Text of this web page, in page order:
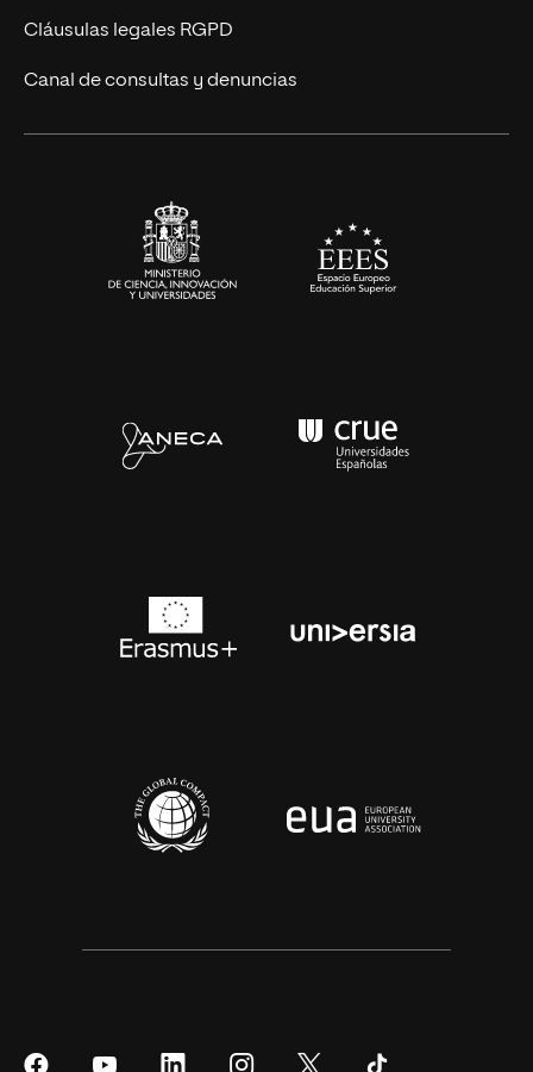
Diseño
Ciencias de la Salud
Cláusulas legales RGPD
Canal de consultas y denuncias
SíguenosSíguenos SíguenosSíguenos Síguenos